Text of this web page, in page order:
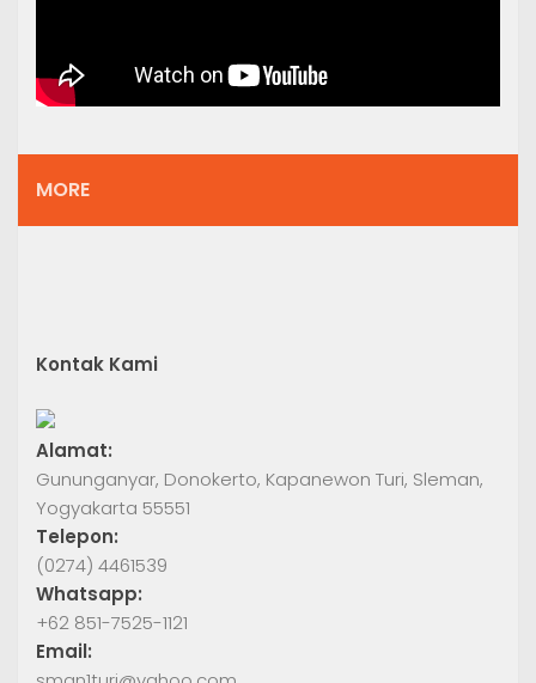
MORE
Kontak Kami
Alamat:
Gununganyar, Donokerto, Kapanewon Turi, Sleman,
Yogyakarta 55551
Telepon:
(0274) 4461539
Whatsapp:
+62 851-7525-1121
Email: